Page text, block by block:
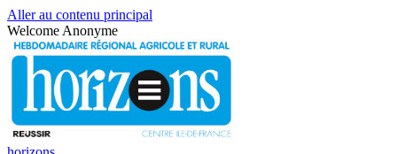
Aller au contenu principal
Welcome Anonyme